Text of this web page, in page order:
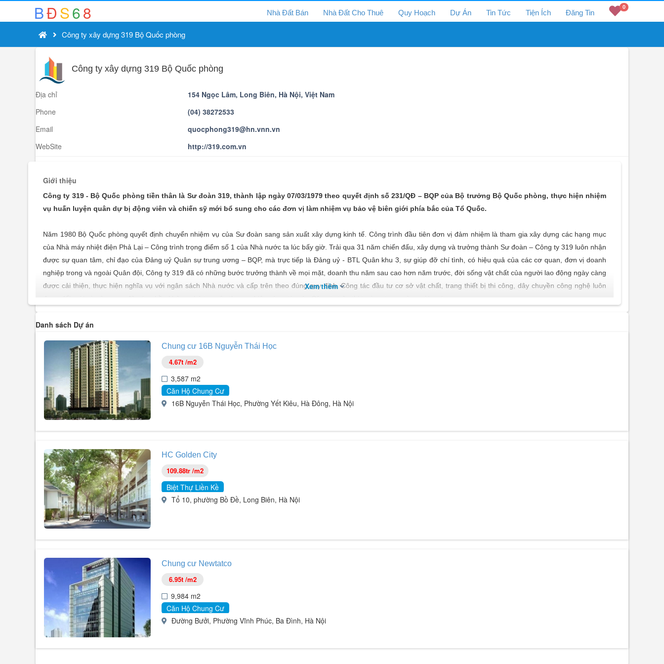
BĐS68 Nhà Đất Bán Nhà Đất Cho Thuê Quy Hoạch Dự Án Tin Tức Tiện Ích Đăng Tin
0
Công ty xây dựng 319 Bộ Quốc phòng
Công ty xây dựng 319 Bộ Quốc phòng
Địa chỉ
154 Ngọc Lâm, Long Biên, Hà Nội, Việt Nam
Phone
(04) 38272533
Email
quocphong319@hn.vnn.vn
WebSite
http://319.com.vn
Giới thiệu
Công ty 319 - Bộ Quốc phòng tiền thân là Sư đoàn 319, thành lập ngày 07/03/1979 theo quyết định số 231/QĐ – BQP của Bộ trưởng Bộ Quốc phòng, thực hiện nhiệm
vụ huấn luyện quân dự bị động viên và chiến sỹ mới bổ sung cho các đơn vị làm nhiệm vụ bảo vệ biên giới phía bắc của Tổ Quốc.
Năm 1980 Bộ Quốc phòng quyết định chuyển nhiệm vụ của Sư đoàn sang sản xuất xây dựng kinh tế. Công trình đầu tiên đơn vị đảm nhiệm là tham gia xây dựng các hạng mục
của Nhà máy nhiệt điện Phả Lại – Công trình trọng điểm số 1 của Nhà nước ta lúc bấy giờ. Trải qua 31 năm chiến đấu, xây dựng và trưởng thành Sư đoàn – Công ty 319 luôn nhận
được sự quan tâm, chỉ đạo của Đảng uỷ Quân sự trung ương – BQP, mà trực tiếp là Đảng uỷ - BTL Quân khu 3, sự giúp đỡ chí tình, có hiệu quả của các cơ quan, đơn vị doanh
nghiệp trong và ngoài Quân đội, Công ty 319 đã có những bước trưởng thành về mọi mặt, doanh thu năm sau cao hơn năm trước, đời sống vật chất của người lao động ngày càng
được cải thiện, thực hiện nghĩa vụ với ngân sách Nhà nước và cấp trên theo đúng quy định. Công tác đầu tư cơ sở vật chất, trang thiết bị thi công, dây chuyền công nghệ luôn
được đổi mới và nâng cao đã góp phần không nhỏ tạo nên thương hiệu và uy tín của Công ty trên thị trường trong và ngoài nước.
Bộ Quốc phòng giai đoạn 2008 – 2010, từ tháng 5/2010 Công ty hoạt động theo mô hình Công ty Mẹ - Công ty Con, trong đó xác định Công ty Mẹ là Công ty TNHH một thành viên
phát triển sâu rộng trên các lĩnh vực: đầu tư; kinh doanh bất động sản; khai thác khoáng sản; thi công các công trình công nghiệp; giao thông; thuỷ lợi; thuỷ điện; rà phá bom – mìn
- sản xuất vật liệu xây dựng…
Để đáp ứng yêu cầu ngày càng cao trong thời kỳ hội nhập, những năm qua công ty luôn coi trọng việc nghiên cứu và ứng dụng khoa học – công nghệ vào quản lý và tổ chức sản
xuất. Với cơ sở vật chất ngày càng được củng cố và tăng cường, từ năm 1980 đến nay công ty đã xây dựng và đưa vào sử dụng hơn 3.000 công trình dân dụng, công nghiệp, giao
thông, thuỷ lợi... trên mọi mặt đất nước, các công trình do công ty thi công luôn được đánh giá cao về chất lượng, tiến độ và kỹ mỹ thuật.
Xem thêm
Danh sách Dự án
Chung cư 16B Nguyễn Thái Học
4.67t /m2
3,587 m2
Căn Hộ Chung Cư
16B Nguyễn Thái Học, Phường Yết Kiêu, Hà Đông, Hà Nội
HC Golden City
109.88tr /m2
Biệt Thự Liền Kề
Tổ 10, phường Bồ Đề, Long Biên, Hà Nội
Chung cư Newtatco
6.95t /m2
9,984 m2
Căn Hộ Chung Cư
Đường Bưởi, Phường Vĩnh Phúc, Ba Đình, Hà Nội